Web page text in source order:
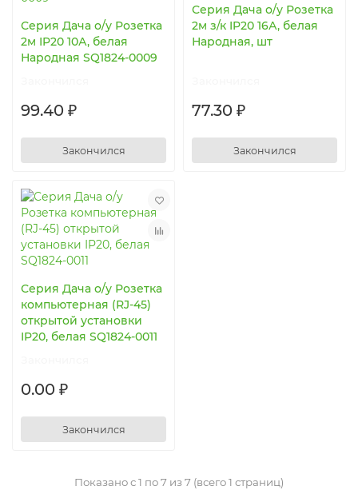
Серия Дача о/у Розетка
2м IP20 10А, белая
Народная SQ1824-0009
99.40 ₽
Закончился
Серия Дача о/у Розетка
2м з/к IP20 16А, белая
Народная, шт
77.30 ₽
Закончился
Серия Дача о/у Розетка
компьютерная (RJ-45)
открытой установки
IP20, белая SQ1824-0011
0.00 ₽
Закончился
Показано с 1 по 7 из 7 (всего 1 страниц)